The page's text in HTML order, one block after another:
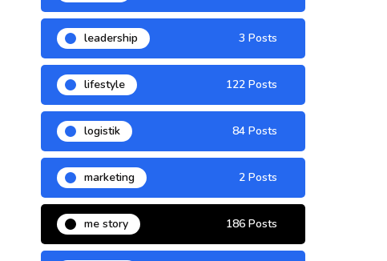
leadership 3 Posts
lifestyle 122 Posts
logistik 84 Posts
marketing 2 Posts
me story 186 Posts